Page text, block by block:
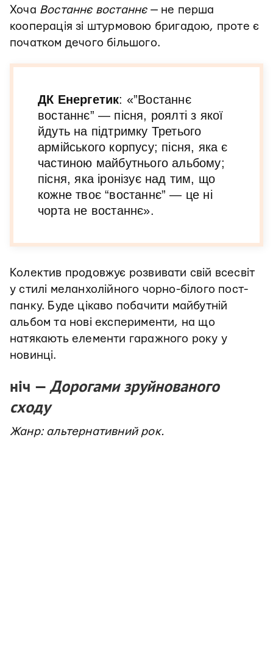
Хоча Востаннє востаннє— не перша
кооперація зі штурмовою бригадою, проте є
початком дечого більшого.
ДК Енергетик: «”Востаннє
востаннє” — пісня, роялті з якої
йдуть на підтримку Третього
армійського корпусу; пісня, яка є
частиною майбутнього альбому;
пісня, яка іронізує над тим, що
кожне твоє “востаннє” — це ні
чорта не востаннє».
Колектив продовжує розвивати свій всесвіт
у стилі меланхолійного чорно-білого пост-
панку. Буде цікаво побачити майбутній
альбом та нові експерименти, на що
натякають елементи гаражного року у
новинці.
ніч — Дорогами зруйнованого
сходу
Жанр: альтернативний рок.